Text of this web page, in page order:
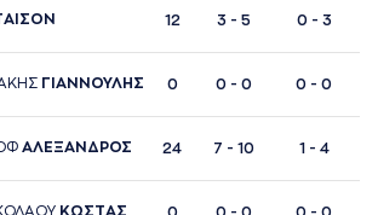
12 3 - 5 0 - 3
ΓΙAΝΝΟΥΛΗΣ 0 0 - 0 0 - 0
AΛΕΞAΝΔΡΟΣ 24 7 - 10 1 - 4
ΚΩΣΤAΣ